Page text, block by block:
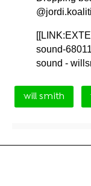
sound-
sound -
will smith